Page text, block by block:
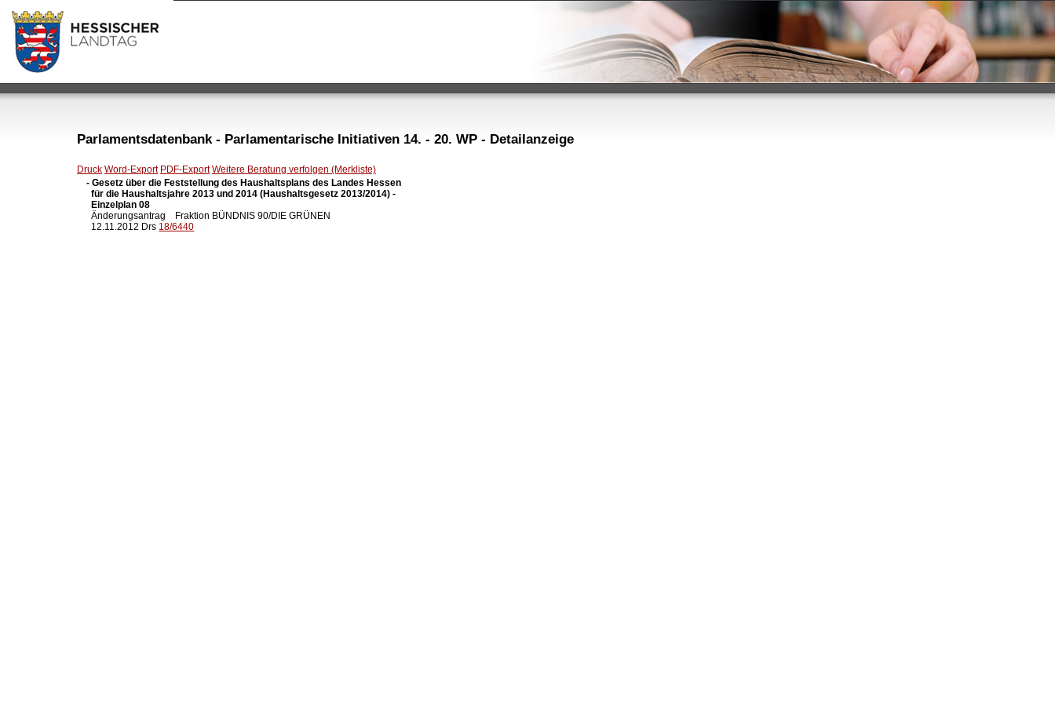
Parlamentsdatenbank - Parlamentarische Initiativen 14. - 20. WP - Detailanzeige
Druck Word-Export PDF-Export Weitere Beratung verfolgen (Merkliste)
- Gesetz über die Feststellung des Haushaltsplans des Landes Hessen
  für die Haushaltsjahre 2013 und 2014 (Haushaltsgesetz 2013/2014) -
  Einzelplan 08
Änderungsantrag    Fraktion BÜNDNIS 90/DIE GRÜNEN
  12.11.2012 Drs
18/6440